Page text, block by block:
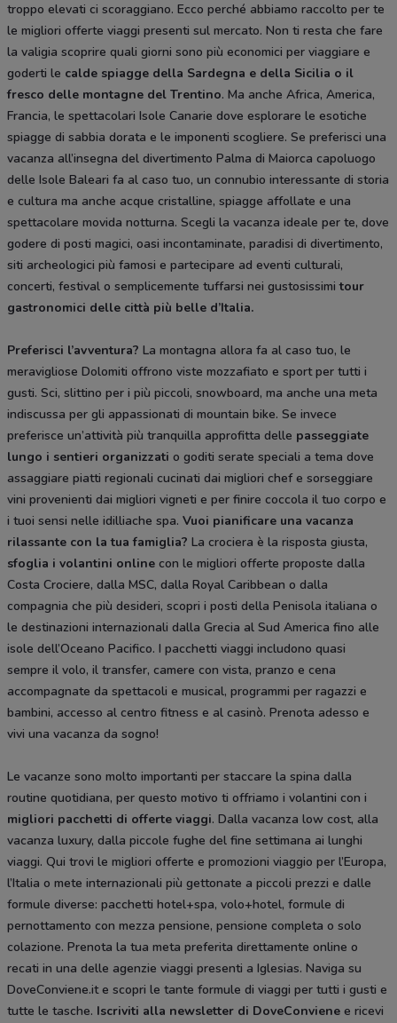
troppo elevati ci scoraggiano. Ecco perché abbiamo raccolto per te
le migliori offerte viaggi presenti sul mercato. Non ti resta che fare
la valigia scoprire quali giorni sono più economici per viaggiare e
goderti le calde spiagge della Sardegna e della Sicilia o il
fresco delle montagne del Trentino. Ma anche Africa, America,
Francia, le spettacolari Isole Canarie dove esplorare le esotiche
spiagge di sabbia dorata e le imponenti scogliere. Se preferisci una
vacanza all’insegna del divertimento Palma di Maiorca capoluogo
delle Isole Baleari fa al caso tuo, un connubio interessante di storia
e cultura ma anche acque cristalline, spiagge affollate e una
spettacolare movida notturna. Scegli la vacanza ideale per te, dove
godere di posti magici, oasi incontaminate, paradisi di divertimento,
siti archeologici più famosi e partecipare ad eventi culturali,
concerti, festival o semplicemente tuffarsi nei gustosissimitour
gastronomici delle città più belle d’Italia.
Preferisci l’avventura? La montagna allora fa al caso tuo, le
meravigliose Dolomiti offrono viste mozzafiato e sport per tutti i
gusti. Sci, slittino per i più piccoli, snowboard, ma anche una meta
indiscussa per gli appassionati di mountain bike. Se invece
preferisce un’attività più tranquilla approfitta delle passeggiate
lungo i sentieri organizzati o goditi serate speciali a tema dove
assaggiare piatti regionali cucinati dai migliori chef e sorseggiare
vini provenienti dai migliori vigneti e per finire coccola il tuo corpo e
i tuoi sensi nelle idilliache spa. Vuoi pianificare una vacanza
rilassante con la tua famiglia? La crociera è la risposta giusta,
sfoglia i volantini online con le migliori offerte proposte dalla
Costa Crociere, dalla MSC, dalla Royal Caribbean o dalla
compagnia che più desideri, scopri i posti della Penisola italiana o
le destinazioni internazionali dalla Grecia al Sud America fino alle
isole dell’Oceano Pacifico. I pacchetti viaggi includono quasi
sempre il volo, il transfer, camere con vista, pranzo e cena
accompagnate da spettacoli e musical, programmi per ragazzi e
bambini, accesso al centro fitness e al casinò. Prenota adesso e
vivi una vacanza da sogno!
Le vacanze sono molto importanti per staccare la spina dalla
routine quotidiana, per questo motivo ti offriamo i volantini con i
migliori pacchetti di offerte viaggi. Dalla vacanza low cost, alla
vacanza luxury, dalla piccole fughe del fine settimana ai lunghi
viaggi. Qui trovi le migliori offerte e promozioni viaggio per l’Europa,
l’Italia o mete internazionali più gettonate a piccoli prezzi e dalle
formule diverse: pacchetti hotel+spa, volo+hotel, formule di
pernottamento con mezza pensione, pensione completa o solo
colazione. Prenota la tua meta preferita direttamente online o
recati in una delle agenzie viaggi presenti a Iglesias. Naviga su
DoveConviene.it e scopri le tante formule di viaggi per tutti i gusti e
tutte le tasche. Iscriviti alla newsletter di DoveConviene e ricevi